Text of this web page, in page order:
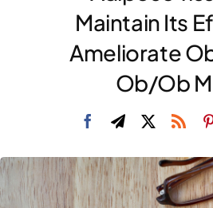
Maintain Its
Ameliorate
Ob/ob